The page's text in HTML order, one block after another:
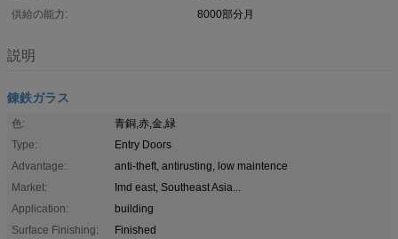
供給の能力:
8000部分月
説明
錬鉄ガラス
色:
青銅,赤,金,緑
Type:
Entry Doors
Advantage:
anti-theft, antirusting, low maintence
Market:
Imd east, Southeast Asia...
Application:
building
Surface Finishing:
Finished